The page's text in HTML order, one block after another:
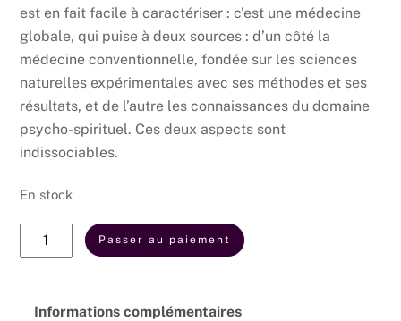
est en fait facile à caractériser : c’est une médecine
globale, qui puise à deux sources : d’un côté la
médecine conventionnelle, fondée sur les sciences
naturelles expérimentales avec ses méthodes et ses
résultats, et de l’autre les connaissances du domaine
psycho-spirituel. Ces deux aspects sont
indissociables.
En stock
quantité
de
médecine
Passer au paiement
Informations complémentaires